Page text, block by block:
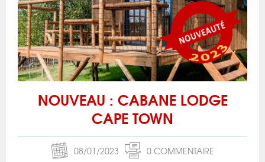
NOUVEAU : CABANE LODGE
CAPE TOWN
08/01/2023
0 COMMENTAIRE